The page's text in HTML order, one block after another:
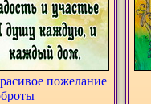
пожелание